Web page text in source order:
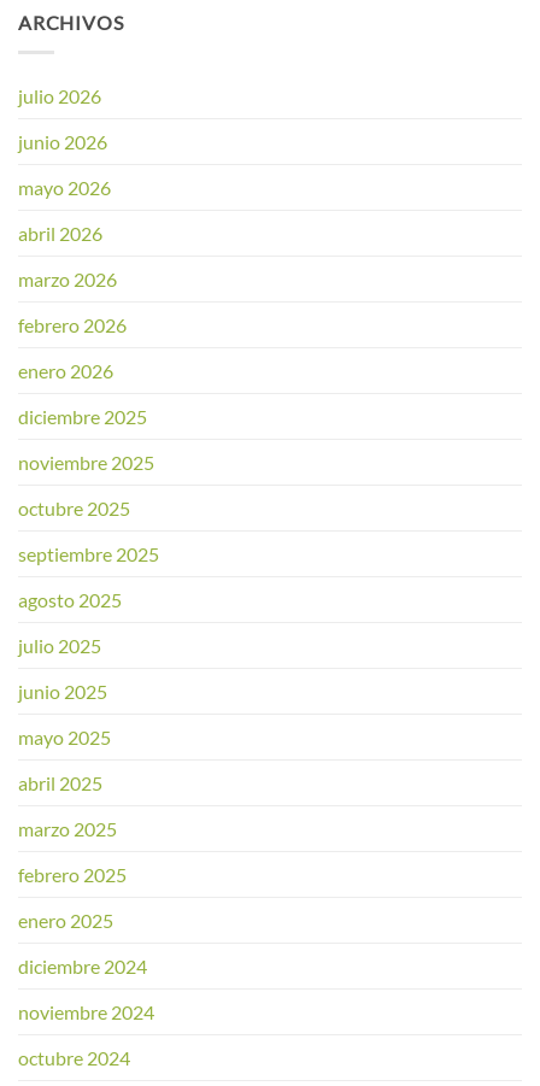
ARCHIVOS
julio 2026
junio 2026
mayo 2026
abril 2026
marzo 2026
febrero 2026
enero 2026
diciembre 2025
noviembre 2025
octubre 2025
septiembre 2025
agosto 2025
julio 2025
junio 2025
mayo 2025
abril 2025
marzo 2025
febrero 2025
enero 2025
diciembre 2024
noviembre 2024
octubre 2024